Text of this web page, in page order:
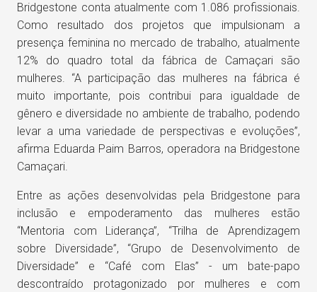
Bridgestone conta atualmente com 1.086 profissionais.
Como resultado dos projetos que impulsionam a
presença feminina no mercado de trabalho, atualmente
12% do quadro total da fábrica de Camaçari são
mulheres. “A participação das mulheres na fábrica é
muito importante, pois contribui para igualdade de
gênero e diversidade no ambiente de trabalho, podendo
levar a uma variedade de perspectivas e evoluções”,
afirma Eduarda Paim Barros, operadora na Bridgestone
Camaçari.
Entre as ações desenvolvidas pela Bridgestone para
inclusão e empoderamento das mulheres estão
“Mentoria com Liderança”, “Trilha de Aprendizagem
sobre Diversidade”, “Grupo de Desenvolvimento de
Diversidade” e “Café com Elas” - um bate-papo
descontraído protagonizado por mulheres e com